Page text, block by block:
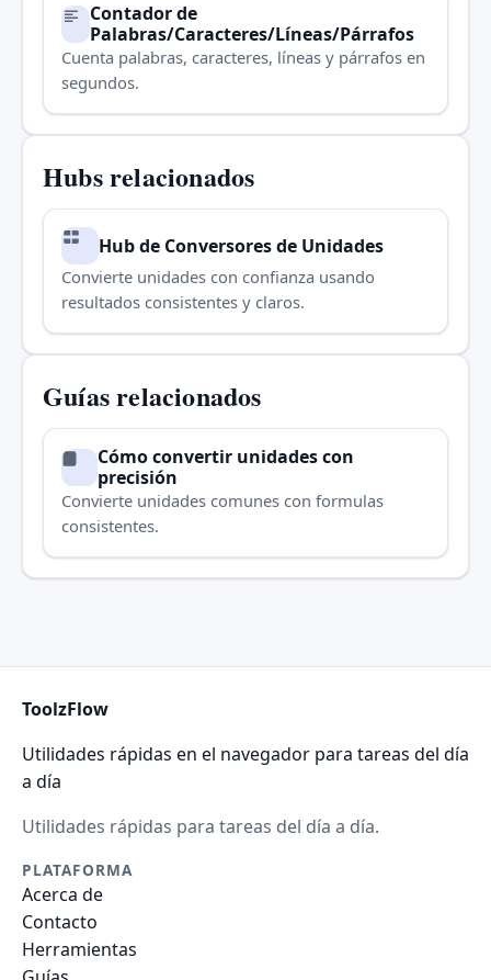
Contador de
Palabras/Caracteres/Líneas/Párrafos
Cuenta palabras, caracteres, líneas y párrafos en
segundos.
Hubs relacionados
Hub de Conversores de Unidades
Convierte unidades con confianza usando
resultados consistentes y claros.
Guías relacionados
Cómo convertir unidades con
precisión
Convierte unidades comunes con formulas
consistentes.
ToolzFlow
Utilidades rápidas en el navegador para tareas del día
a día
Utilidades rápidas para tareas del día a día.
PLATAFORMA
Acerca de
Contacto
Herramientas